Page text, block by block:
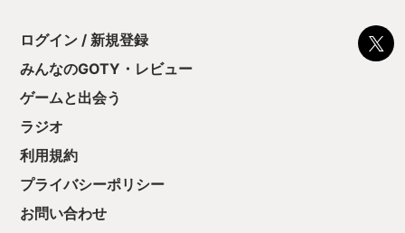
のですが後のファミコン版の大ヒットで脳内のイメージは完全
ーム冒頭部分のネタバレ要素が含まれます。 公式HPで明かされ
ている要素のみですが真っさらな状態でプレイしたい方は読む
のをお控え下さい。 リメイク版は2024年現代から当時を振り
返る形で物語が始まります。 主人公であるボスこと「あなた」
ュン」と共に解決に導いた刑事。 そんなボスも2024年現在は
に1人の女子大生が訪ねてきます。 彼女の名前は「猿渡まり
な」。 1987年のオホーツク連鎖殺人事件を共に解決したあの
「シュン」の娘だと言うのです！ まりなはボスに父のシュンが
ログイン / 新規登録
みんなのGOTY・レビュー
ゲームと出会う
ラジオ
利用規約
プライバシーポリシー
お問い合わせ